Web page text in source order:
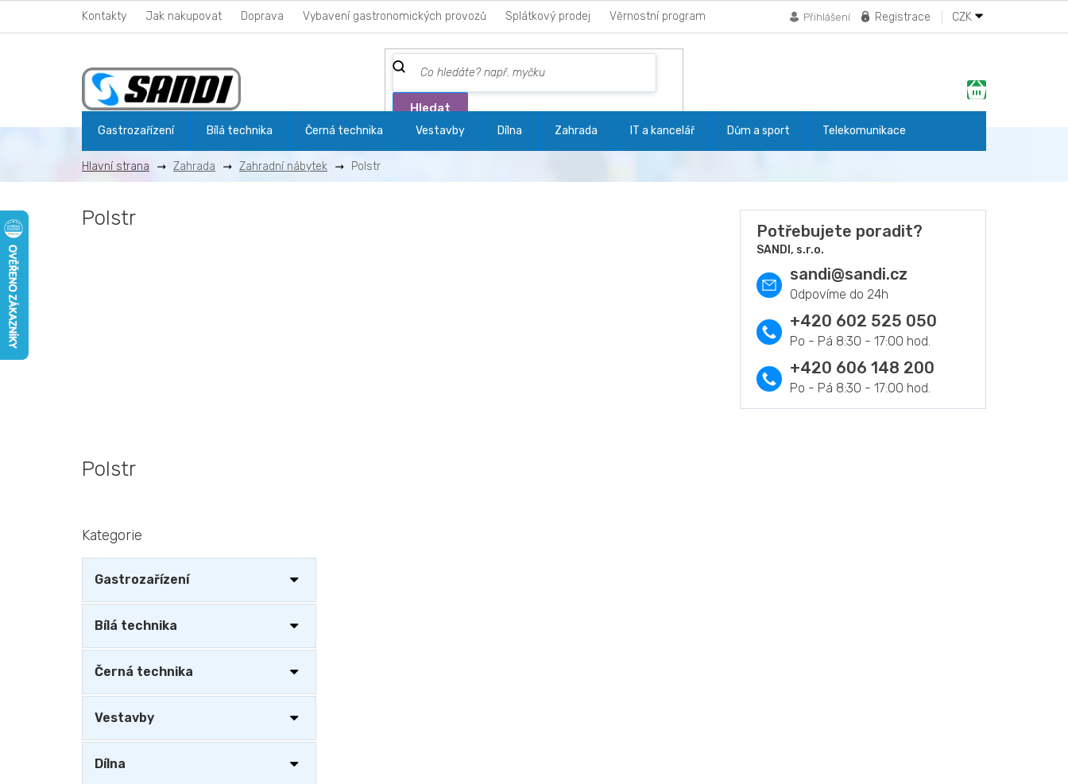
obsah
Kontakty Jak nakupovat Doprava Vybavení gastronomických provozů Splátkový prodej Věrnostní program CZK
Registrace
Přihlášení
Hledat
Nákupní
košík
Gastrozařízení Bílá technika Černá technika Vestavby Dílna Zahrada IT a kancelář Dům a sport Telekomunikace
Zahrada Zahradní nábytek Polstr
Polstr
Potřebujete poradit?
SANDI, s.r.o.
sandi@sandi.cz
+420 602 525 050
+420 606 148 200
Polstr
o
s
a
n
a
Přeskočit
Kategorie
Gastrozařízení
Bílá technika
Černá technika
Vestavby
Dílna